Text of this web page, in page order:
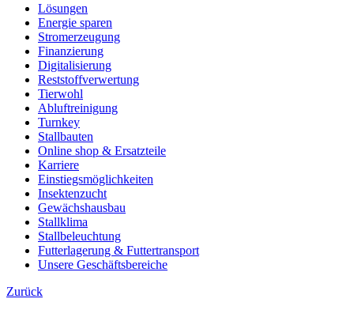
Lösungen
Energie sparen
Stromerzeugung
Finanzierung
Digitalisierung
Reststoffverwertung
Tierwohl
Abluftreinigung
Turnkey
Stallbauten
Online shop & Ersatzteile
Karriere
Einstiegsmöglichkeiten
Insektenzucht
Gewächshausbau
Stallklima
Stallbeleuchtung
Futterlagerung & Futtertransport
Unsere Geschäftsbereiche
Zurück